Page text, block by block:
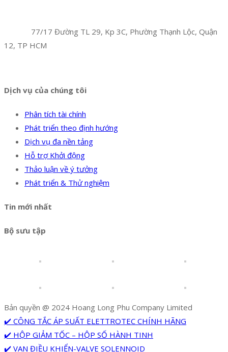
77/17 Đường TL 29, Kp 3C, Phường Thạnh Lộc, Quận
12, TP HCM
Dịch vụ của chúng tôi
Phân tích tài chính
Phát triển theo định hướng
Dịch vụ đa nền tảng
Hỗ trợ Khởi động
Thảo luận về ý tưởng
Phát triển & Thử nghiệm
Tin mới nhất
Bộ sưu tập
Bản quyền @ 2024 Hoang Long Phu Company Limited
✔️ CÔNG TẮC ÁP SUẤT ELETTROTEC CHÍNH HÃNG
✔️ HỘP GIẢM TỐC – HỘP SỐ HÀNH TINH
✔️ VAN ĐIỀU KHIỂN-VALVE SOLENNOID